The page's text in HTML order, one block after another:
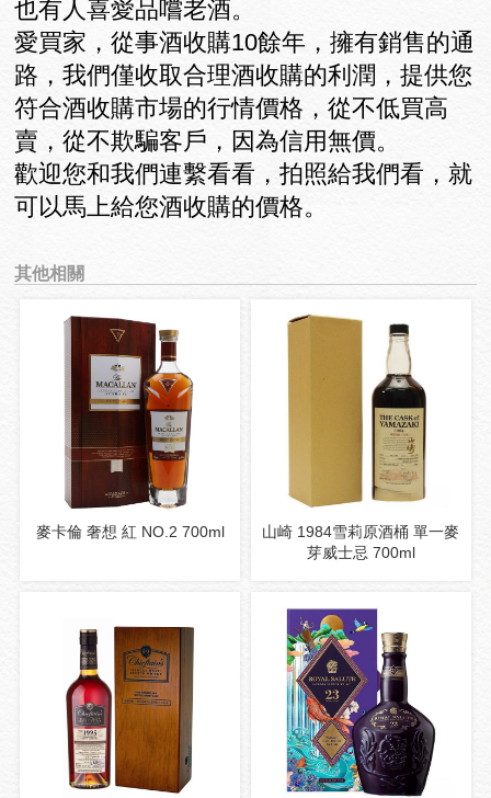
也有人喜愛品嚐老酒。
愛買家，從事酒收購10餘年，擁有銷售的通
路，我們僅收取合理酒收購的利潤，提供您
符合酒收購市場的行情價格，從不低買高
賣，從不欺騙客戶，因為信用無價。
歡迎您和我們連繫看看，拍照給我們看，就
可以馬上給您酒收購的價格。
其他相關
麥卡倫 奢想 紅 NO.2 700ml
山崎 1984雪莉原酒桶 單一麥
芽威士忌 700ml